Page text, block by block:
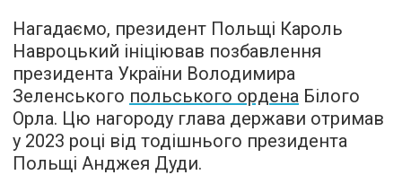
Нагадаємо, президент Польщі Кароль
Навроцький ініціював позбавлення
президента України Володимира
Зеленського польського ордена Білого
Орла. Цю нагороду глава держави отримав
у 2023 році від тодішнього президента
Польщі Анджея Дуди.